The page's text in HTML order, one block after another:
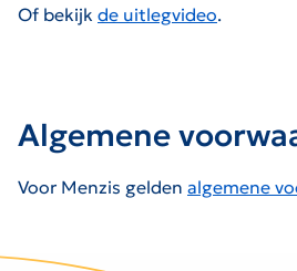
Of bekijk de uitlegvideo.
Algemene
Voor Menzis gelden algemene